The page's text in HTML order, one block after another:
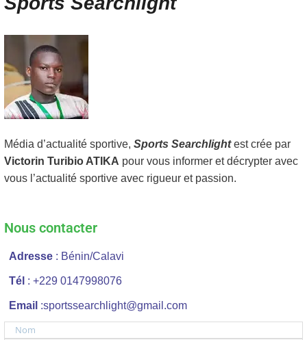
Média d’actualité sportive, Sports Searchlightest crée par
Victorin Turibio ATIKA pour vous informer et décrypter avec
vous l’actualité sportive avec rigueur et passion.
Nous contacter
Adresse : Bénin/Calavi
Tél : +229 0147998076
Email :sportssearchlight@gmail.com
Nom